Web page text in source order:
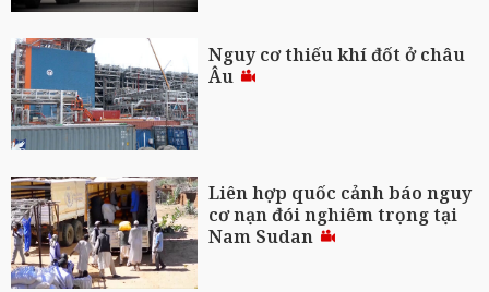
Nguy cơ thiếu khí đốt ở châu
Âu
Liên hợp quốc cảnh báo nguy
cơ nạn đói nghiêm trọng tại
Nam Sudan